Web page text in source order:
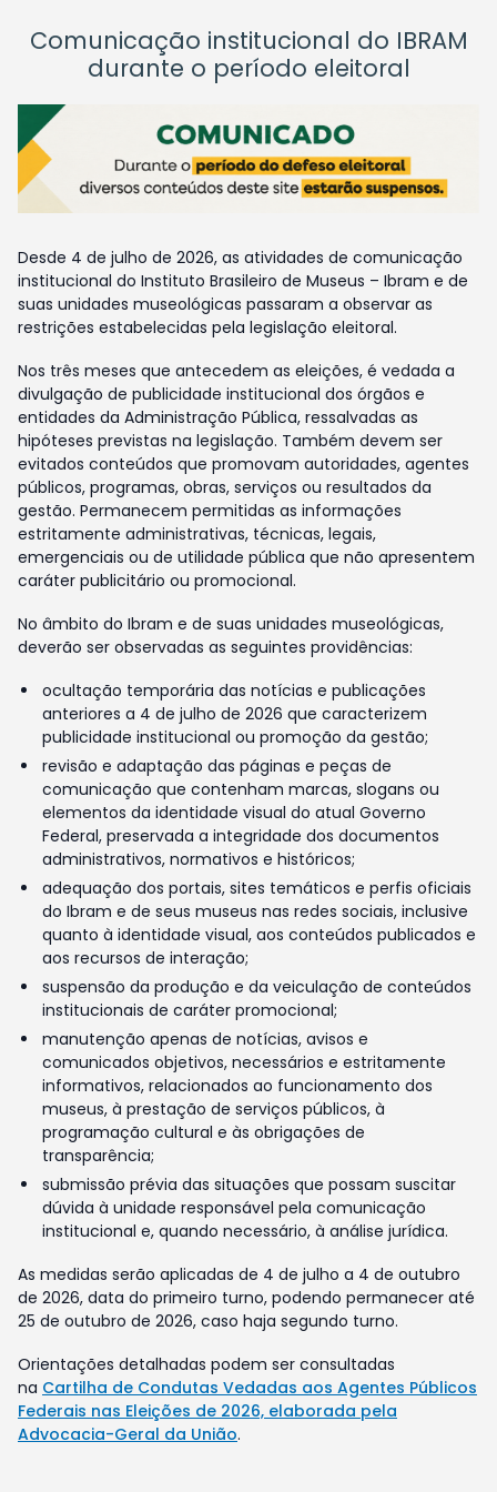
Comunicação institucional do IBRAM
durante o período eleitoral
Desde 4 de julho de 2026, as atividades de comunicação
institucional do Instituto Brasileiro de Museus – Ibram e de
suas unidades museológicas passaram a observar as
restrições estabelecidas pela legislação eleitoral.
Nos três meses que antecedem as eleições, é vedada a
divulgação de publicidade institucional dos órgãos e
entidades da Administração Pública, ressalvadas as
hipóteses previstas na legislação. Também devem ser
evitados conteúdos que promovam autoridades, agentes
públicos, programas, obras, serviços ou resultados da
gestão. Permanecem permitidas as informações
estritamente administrativas, técnicas, legais,
emergenciais ou de utilidade pública que não apresentem
caráter publicitário ou promocional.
No âmbito do Ibram e de suas unidades museológicas,
deverão ser observadas as seguintes providências:
ocultação temporária das notícias e publicações
anteriores a 4 de julho de 2026 que caracterizem
publicidade institucional ou promoção da gestão;
revisão e adaptação das páginas e peças de
comunicação que contenham marcas, slogans ou
elementos da identidade visual do atual Governo
Federal, preservada a integridade dos documentos
administrativos, normativos e históricos;
adequação dos portais, sites temáticos e perfis oficiais
do Ibram e de seus museus nas redes sociais, inclusive
quanto à identidade visual, aos conteúdos publicados e
aos recursos de interação;
suspensão da produção e da veiculação de conteúdos
institucionais de caráter promocional;
manutenção apenas de notícias, avisos e
comunicados objetivos, necessários e estritamente
informativos, relacionados ao funcionamento dos
museus, à prestação de serviços públicos, à
programação cultural e às obrigações de
transparência;
submissão prévia das situações que possam suscitar
dúvida à unidade responsável pela comunicação
institucional e, quando necessário, à análise jurídica.
As medidas serão aplicadas de 4 de julho a 4 de outubro
de 2026, data do primeiro turno, podendo permanecer até
25 de outubro de 2026, caso haja segundo turno.
Orientações detalhadas podem ser consultadas
na Cartilha de Condutas Vedadas aos Agentes Públicos
Federais nas Eleições de 2026, elaborada pela
Advocacia-Geral da União.